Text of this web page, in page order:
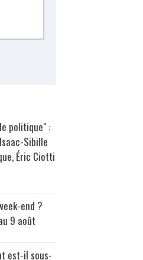
politique" :
Sibille
Éric Ciotti
end ?
9 août
est-il sous-